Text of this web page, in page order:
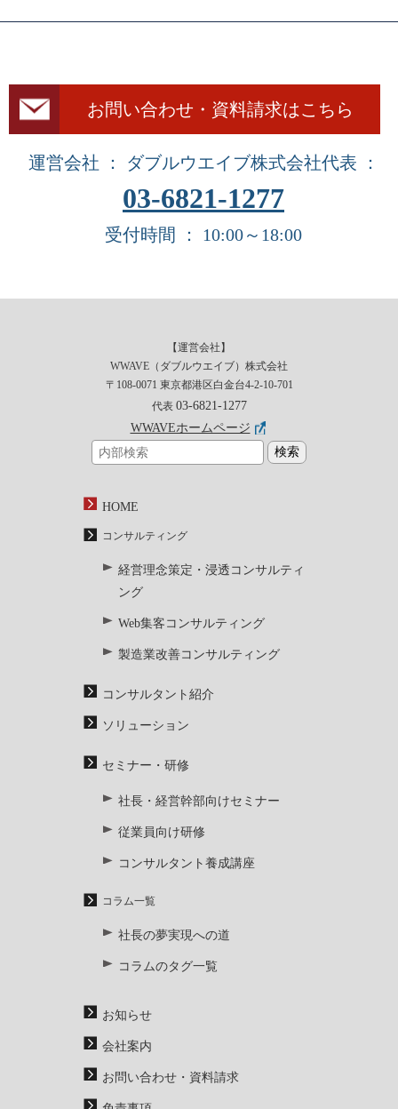
お問い合わせ・資料請求はこちら
運営会社 ： ダブルウエイブ株式会社代表 ：
03-6821-1277
受付時間 ： 10:00～18:00
【運営会社】
WWAVE（ダブルウエイブ）株式会社
〒108-0071 東京都港区白金台4-2-10-701
代表 03-6821-1277
WWAVEホームページ
HOME
コンサルティング
経営理念策定・浸透コンサルティ
ング
Web集客コンサルティング
製造業改善コンサルティング
コンサルタント紹介
ソリューション
セミナー・研修
社長・経営幹部向けセミナー
従業員向け研修
コンサルタント養成講座
コラム一覧
社長の夢実現への道
コラムのタグ一覧
お知らせ
会社案内
お問い合わせ・資料請求